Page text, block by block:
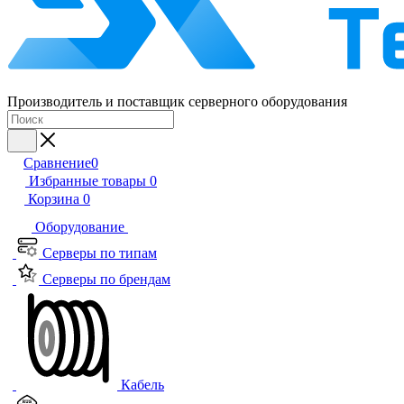
Производитель и поставщик серверного оборудования
Сравнение0
Избранные товары 0
Корзина 0
Оборудование
Серверы по типам
Серверы по брендам
Кабель